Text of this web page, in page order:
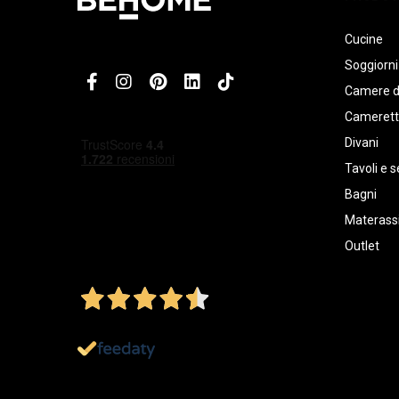
Cucine
Soggiorni
Camere
Divani
Tavoli e
Bagni
Outlet